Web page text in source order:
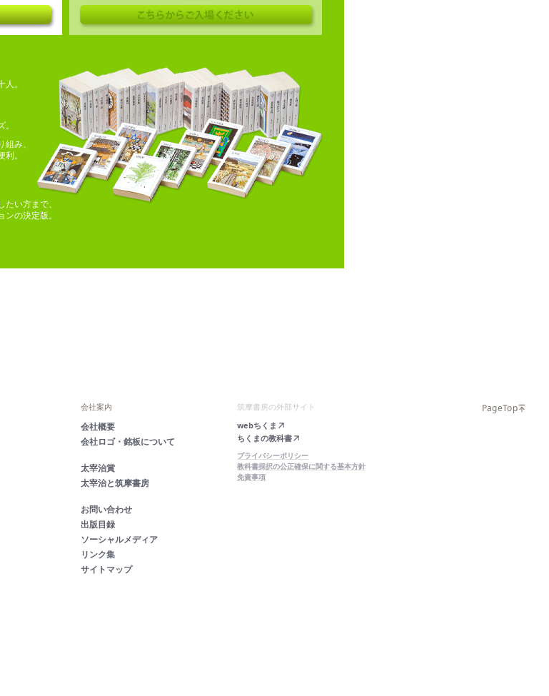
。
み、
。
い方まで、
の決定版。
会社案内
会社概要
会社ロゴ・銘板について
太宰治賞
太宰治と筑摩書房
お問い合わせ
出版目録
ソーシャルメディア
リンク集
サイトマップ
筑摩書房の外部サイト
webちくま
ちくまの教科書
プライバシーポリシー
教科書採択の公正確保に関する基本方針
免責事項
PageTop